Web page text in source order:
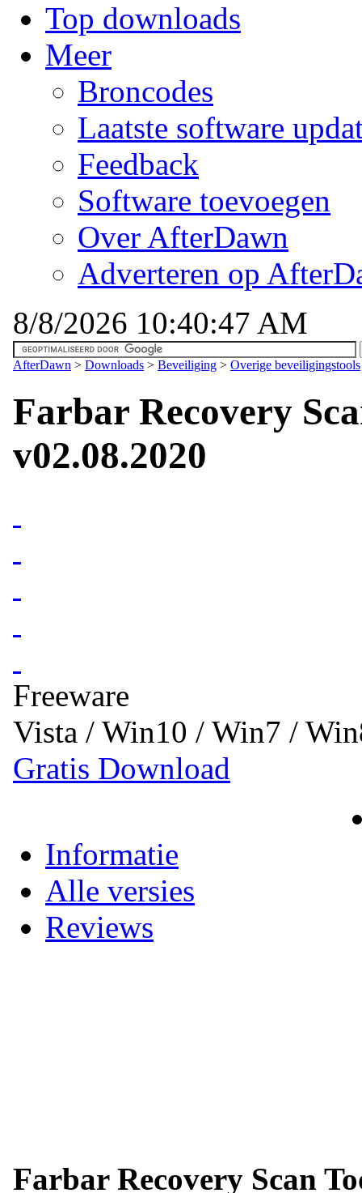
Top downloads
Meer
Broncodes
Laatste software
Feedback
Software toevoegen
Over AfterDawn
Adverteren op
8/8/2026 10:40:47 AM
AfterDawn > Downloads > Beveiliging > Overige beveiligingstools
Farbar Recovery
v02.08.2020
Freeware
Vista / Win10 / Win7 /
Gratis Download
Informatie
Alle versies
Reviews
Farbar Recovery Scan